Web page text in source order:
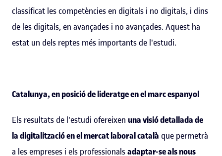
classificat les competències en digitals i no digitals, i dins
de les digitals, en avançades i no avançades. Aquest ha
estat un dels reptes més importants de l'estudi.
Catalunya, en posició de lideratge en el marc espanyol
Els resultats de l'estudi ofereixen una visió detallada de
la digitalització en el mercat laboral català que permetrà
a les empreses i els professionalsadaptar-se als nous